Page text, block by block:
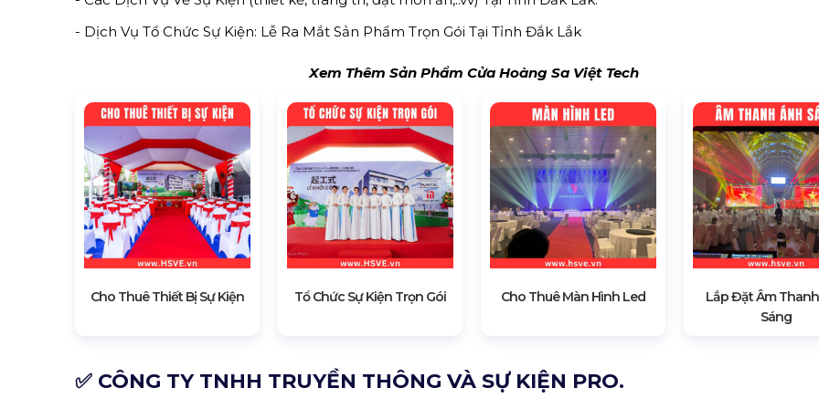
- Dịch Vụ Tổ Chức Sự Kiện: Lễ Ra Mắt Sản Phẩm Trọn Gói Tại Tỉnh Đắk Lắk
Xem Thêm Sản Phẩm Cửa Hoàng Sa Việt Tech
Cho Thuê Thiết Bị Sự Kiện Tổ Chức Sự Kiện Trọn Gói Cho Thuê Màn Hình Led
Lắp Đặt Âm
Sáng
✅ CÔNG TY TNHH TRUYỀN THÔNG VÀ SỰ KIỆN PRO.